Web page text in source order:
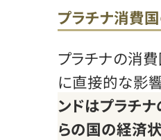
プラチナ消費
プラチナの消
に直接的な影
ンドはプラチ
らの国の経済